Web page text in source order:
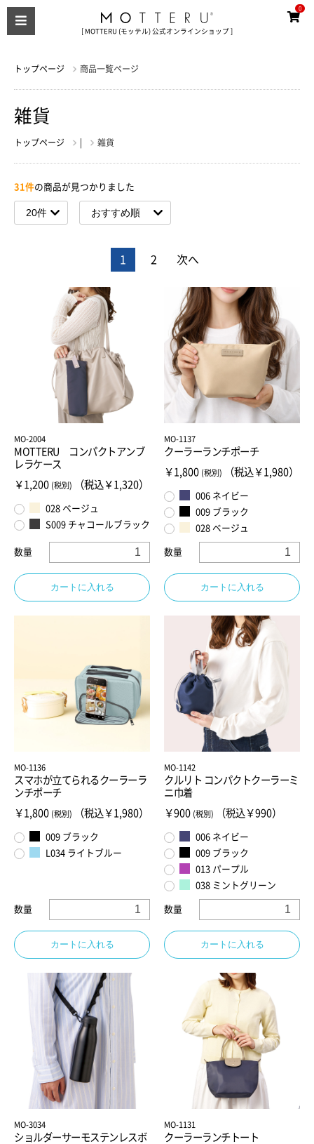
[ MOTTERU (モッテル) 公式オンラインショップ ]
0
トップページ 商品一覧ページ
雑貨
トップページ 雑貨
31件の商品が見つかりました
1 2 次へ
MO-2004
MOTTERU コンパクトアンブ
レラケース
￥1,200 (税別) （税込￥1,320）
028 ベージュ
S009 チャコールブラック
数量
カートに入れる
MO-1137
クーラーランチポーチ
￥1,800 (税別) （税込￥1,980）
006 ネイビー
009 ブラック
028 ベージュ
数量
カートに入れる
MO-1136
スマホが立てられるクーラーラ
ンチポーチ
￥1,800 (税別) （税込￥1,980）
009 ブラック
L034 ライトブルー
数量
カートに入れる
MO-1142
クルリト コンパクトクーラーミ
ニ巾着
￥900 (税別) （税込￥990）
006 ネイビー
009 ブラック
013 パープル
038 ミントグリーン
数量
カートに入れる
MO-3034
ショルダーサーモステンレスボ
MO-1131
クーラーランチトート